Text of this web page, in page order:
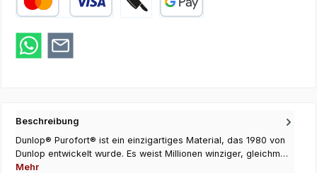
Beschreibung
Dunlop® Purofort® ist ein einzigartiges Material, das 1980 von
Dunlop entwickelt wurde. Es weist Millionen winziger, gleichm…
Mehr